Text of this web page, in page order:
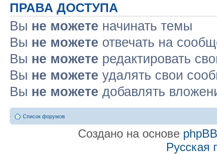
ПРАВА ДОСТУПА
Вы не можете начинать темы
Вы не можете отвечать на
Вы не можете редактировать
Вы не можете удалять свои
Вы не можете добавлять
Список форумов
Создано на основе phpBB
Русская